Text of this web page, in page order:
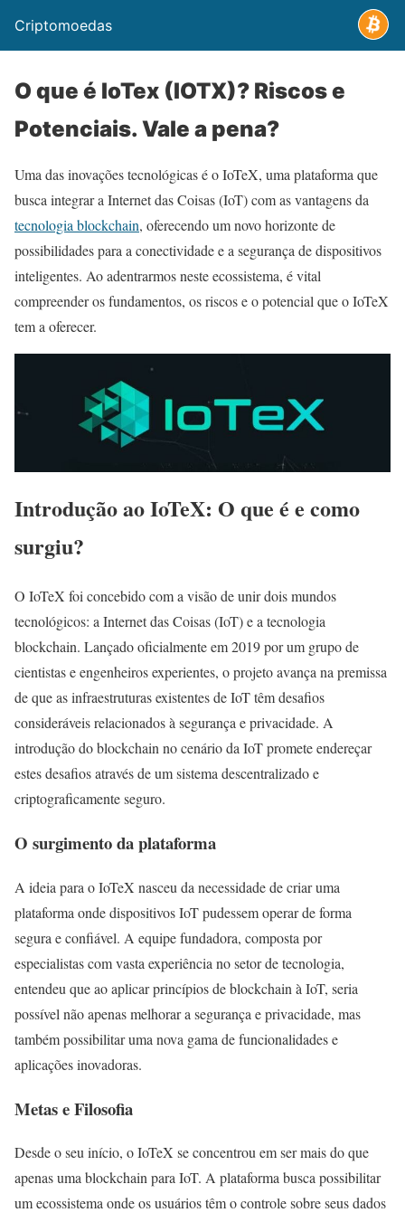
Criptomoedas
O que é IoTex (IOTX)? Riscos e
Potenciais. Vale a pena?
Uma das inovações tecnológicas é o IoTeX, uma plataforma que
busca integrar a Internet das Coisas (IoT) com as vantagens da
tecnologia blockchain, oferecendo um novo horizonte de
possibilidades para a conectividade e a segurança de dispositivos
inteligentes. Ao adentrarmos neste ecossistema, é vital
compreender os fundamentos, os riscos e o potencial que o IoTeX
tem a oferecer.
Introdução ao IoTeX: O que é e como
surgiu?
O IoTeX foi concebido com a visão de unir dois mundos
tecnológicos: a Internet das Coisas (IoT) e a tecnologia
blockchain. Lançado oficialmente em 2019 por um grupo de
cientistas e engenheiros experientes, o projeto avança na premissa
de que as infraestruturas existentes de IoT têm desafios
consideráveis relacionados à segurança e privacidade. A
introdução do blockchain no cenário da IoT promete endereçar
estes desafios através de um sistema descentralizado e
criptograficamente seguro.
O surgimento da plataforma
A ideia para o IoTeX nasceu da necessidade de criar uma
plataforma onde dispositivos IoT pudessem operar de forma
segura e confiável. A equipe fundadora, composta por
especialistas com vasta experiência no setor de tecnologia,
entendeu que ao aplicar princípios de blockchain à IoT, seria
possível não apenas melhorar a segurança e privacidade, mas
também possibilitar uma nova gama de funcionalidades e
aplicações inovadoras.
Metas e Filosofia
Desde o seu início, o IoTeX se concentrou em ser mais do que
apenas uma blockchain para IoT. A plataforma busca possibilitar
um ecossistema onde os usuários têm o controle sobre seus dados